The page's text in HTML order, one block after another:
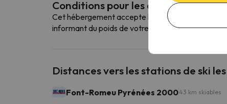
Conditions pour les animaux de
Cet hébergement accepte les animaux
informant du poids de votre animal.
Distances vers les stations de ski
Font-Romeu Pyrénées 200043 km skiables